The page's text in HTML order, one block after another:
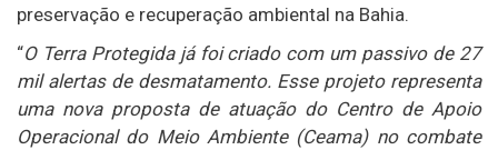
preservação e recuperação ambiental na Bahia.
“O Terra Protegida já foi criado com um passivo de 27
mil alertas de desmatamento. Esse projeto representa
uma nova proposta de atuação do Centro de Apoio
Operacional do Meio Ambiente (Ceama) no combate